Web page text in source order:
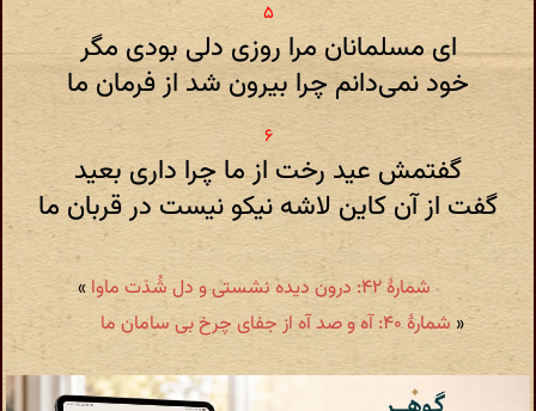
ای مسلمانان مرا روزی دلی بودی مگر
خود نمی‌دانم چرا بیرون شد از فرمان ما
گفتمش عید رخت از ما چرا داری بعید
گفت از آن کاین لاشه نیکو نیست در قربان ما
شمارهٔ ۴۲: درون دیده نشستی و دل شُدَت ماوا
»
« شمارهٔ ۴۰: آه و صد آه از جفای چرخ بی سامان ما